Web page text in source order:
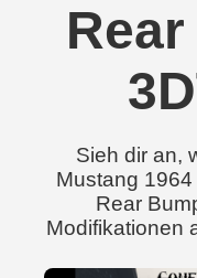
Sieh dir an,
Mustang
Rear
Modifikationen